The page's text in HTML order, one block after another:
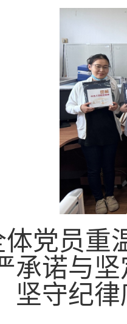
体党员重
承诺与
坚守纪